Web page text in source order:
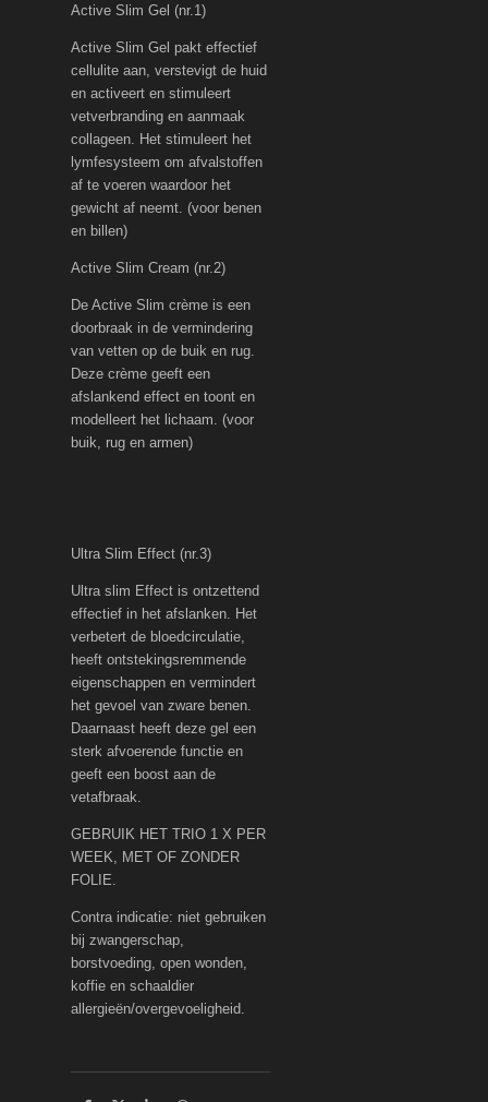
Active Slim Gel (nr.1)
Active Slim Gel pakt effectief
cellulite aan, verstevigt de huid
en activeert en stimuleert
vetverbranding en aanmaak
collageen. Het stimuleert het
lymfesysteem om afvalstoffen
af te voeren waardoor het
gewicht af neemt. (voor benen
en billen)
Active Slim Cream (nr.2)
De Active Slim crème is een
doorbraak in de vermindering
van vetten op de buik en rug.
Deze crème geeft een
afslankend effect en toont en
modelleert het lichaam. (voor
buik, rug en armen)
Ultra Slim Effect (nr.3)
Ultra slim Effect is ontzettend
effectief in het afslanken. Het
verbetert de bloedcirculatie,
heeft ontstekingsremmende
eigenschappen en vermindert
het gevoel van zware benen.
Daarnaast heeft deze gel een
sterk afvoerende functie en
geeft een boost aan de
vetafbraak.
GEBRUIK HET TRIO 1 X PER
WEEK, MET OF ZONDER
FOLIE.
Contra indicatie: niet gebruiken
bij zwangerschap,
borstvoeding, open wonden,
koffie en schaaldier
allergieën/overgevoeligheid.